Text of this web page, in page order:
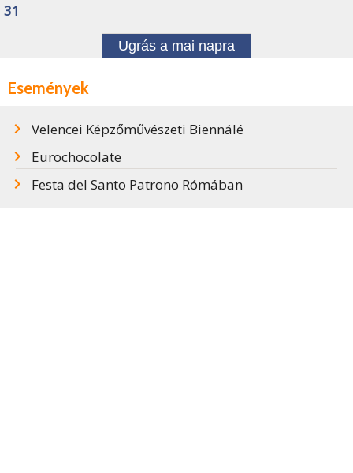
31
Ugrás a mai napra
Események
Velencei Képzőművészeti Biennálé
Eurochocolate
Festa del Santo Patrono Rómában